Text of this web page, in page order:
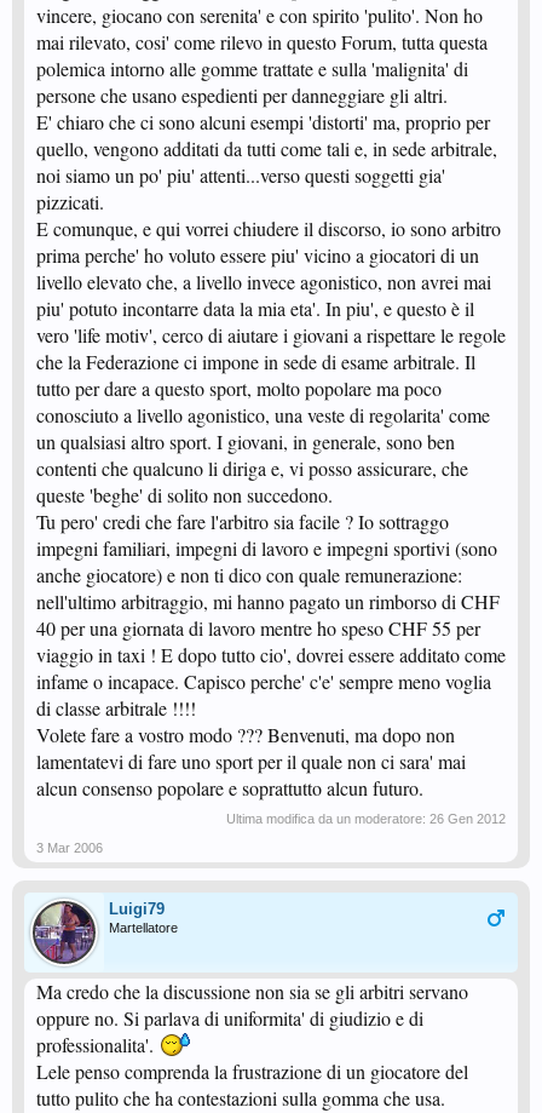
vincere, giocano con serenita' e con spirito 'pulito'. Non ho
mai rilevato, cosi' come rilevo in questo Forum, tutta questa
polemica intorno alle gomme trattate e sulla 'malignita' di
persone che usano espedienti per danneggiare gli altri.
E' chiaro che ci sono alcuni esempi 'distorti' ma, proprio per
quello, vengono additati da tutti come tali e, in sede arbitrale,
noi siamo un po' piu' attenti...verso questi soggetti gia'
pizzicati.
E comunque, e qui vorrei chiudere il discorso, io sono arbitro
prima perche' ho voluto essere piu' vicino a giocatori di un
livello elevato che, a livello invece agonistico, non avrei mai
piu' potuto incontarre data la mia eta'. In piu', e questo è il
vero 'life motiv', cerco di aiutare i giovani a rispettare le regole
che la Federazione ci impone in sede di esame arbitrale. Il
tutto per dare a questo sport, molto popolare ma poco
conosciuto a livello agonistico, una veste di regolarita' come
un qualsiasi altro sport. I giovani, in generale, sono ben
contenti che qualcuno li diriga e, vi posso assicurare, che
queste 'beghe' di solito non succedono.
Tu pero' credi che fare l'arbitro sia facile ? Io sottraggo
impegni familiari, impegni di lavoro e impegni sportivi (sono
anche giocatore) e non ti dico con quale remunerazione:
nell'ultimo arbitraggio, mi hanno pagato un rimborso di CHF
40 per una giornata di lavoro mentre ho speso CHF 55 per
viaggio in taxi ! E dopo tutto cio', dovrei essere additato come
infame o incapace. Capisco perche' c'e' sempre meno voglia
di classe arbitrale !!!!
Volete fare a vostro modo ??? Benvenuti, ma dopo non
lamentatevi di fare uno sport per il quale non ci sara' mai
alcun consenso popolare e soprattutto alcun futuro.
Ultima modifica da un moderatore: 26 Gen 2012
3 Mar 2006
Luigi79
Martellatore
Ma credo che la discussione non sia se gli arbitri servano
oppure no. Si parlava di uniformita' di giudizio e di
professionalita'.
Lele penso comprenda la frustrazione di un giocatore del
tutto pulito che ha contestazioni sulla gomma che usa.